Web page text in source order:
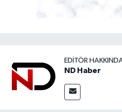
EDITÖR
ND Haber